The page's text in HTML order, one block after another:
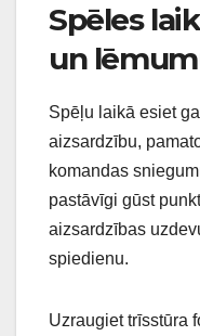
Spēles
un
Spēļu laikā esiet
aizsardzību,
komandas
pastāvīgi gūst
aizsardzības
spiedienu.
Uzraugiet trīsstūra